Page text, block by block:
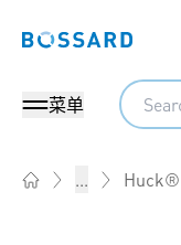
Bossard homepage
菜单
Search
... Huck®